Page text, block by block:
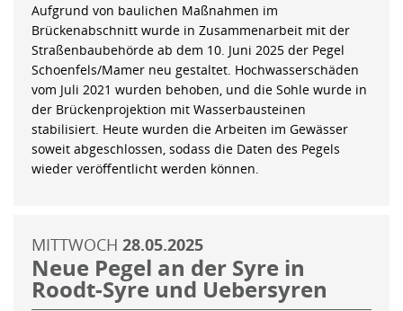
Aufgrund von baulichen Maßnahmen im
Brückenabschnitt wurde in Zusammenarbeit mit der
Straßenbaubehörde ab dem 10. Juni 2025 der Pegel
Schoenfels/Mamer neu gestaltet. Hochwasserschäden
vom Juli 2021 wurden behoben, und die Sohle wurde in
der Brückenprojektion mit Wasserbausteinen
stabilisiert. Heute wurden die Arbeiten im Gewässer
soweit abgeschlossen, sodass die Daten des Pegels
wieder veröffentlicht werden können.
MITTWOCH 28.05.2025
Neue Pegel an der Syre in
Roodt-Syre und Uebersyren